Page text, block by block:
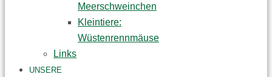
Meerschweinchen
Kleintiere:
Wüstenrennmäuse
Links
UNSERE